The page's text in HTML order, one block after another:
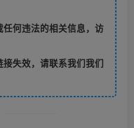
何违法的相关信息，访
失效，请联系我们我们